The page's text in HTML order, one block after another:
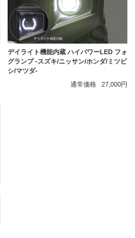
デイライト機能内蔵 ハイパワーLED フォ
グランプ -スズキ/ニッサン/ホンダ/ミツビ
シ/マツダ-
通常価格
27,000円